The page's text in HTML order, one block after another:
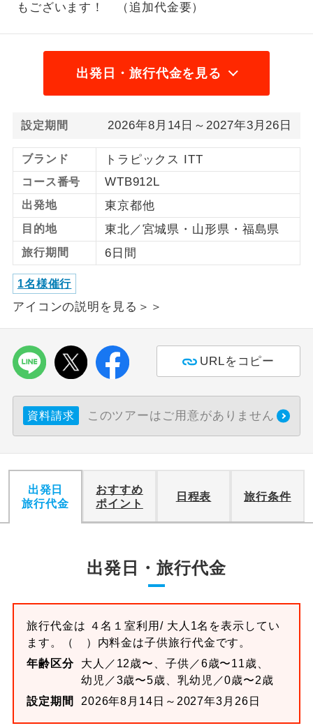
もございます！ （追加代金要）
出発日・旅行代金を見る
設定期間 2026年8月14日～2027年3月26日
ブランド トラピックス ITT
コース番号 WTB912L
出発地 東京都他
目的地 東北／宮城県・山形県・福島県
旅行期間 6日間
1名様催行
アイコンの説明を見る＞＞
URLをコピー
資料請求 このツアーはご用意がありません
出発日
旅行代金
おすすめ
ポイント
日程表 旅行条件
出発日・旅行代金
旅行代金は ４名１室利用/ 大人1名を表示してい
ます。
（ ）内料金は子供旅行代金です。
年齢区分
大人／12歳〜、子供／6歳〜11歳、
幼児／3歳〜5歳、乳幼児／0歳〜2歳
設定期間
2026年8月14日～2027年3月26日
1名様催行
1名様から出発可能な個人型プランで
2名様から出発可能な個人型プランで
す。
1名様1室同代
金
1名様1室利用でも追加料金がかからない
コースです。
ご夫婦限定
ご夫婦限定でご参加いただけるコースで
す。
女性限定
女性限定でご参加いただけるコースで
す。
年齢制限あり
です。
利用航空会社が指定なので、ご出発の計
画にとても便利です。
ホテル指定
ご紹介するホテルを指定したコースで
おひとり様バ
おひとり様でバス席を2席利⽤できま
す。